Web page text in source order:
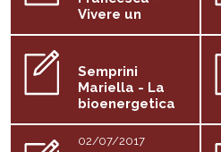
Vivere un
lutto:...
Semprini
Mariella - La
bioenergetica
con i bambini...
02/07/2017